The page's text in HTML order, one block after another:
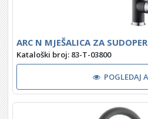
ARC N MJEŠALICA ZA
Kataloški broj: 83-T-03800
POGLEDAJ